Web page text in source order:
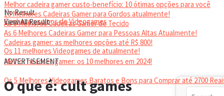
Melhor cadeira gamer custo-benefício: 10 ótimas opções para você
10 Melhores Cadeiras Gamer para Gordos atualmente!
As 6 Melhores Cadeiras Gamer de Tecido
As 6 Melhores Cadeiras Gamer para Pessoas Altas Atualmente!
Cadeiras gamer: as melhores opções até R$ 800!
HEADSET
Melhor headset gamer: os 10 melhores em 2024!
Conheça os tipos de Videogames
Os 11 melhores Videogames de atualmente!
Os 5 Melhores Videogames Baratos e Bons para Comprar até 2700
No Result
View All Result
ADVERTISEMENT
O que é: cult games